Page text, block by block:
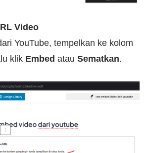
Video
YouTube, tempelkan ke kolom
klik Embed atau Sematkan.